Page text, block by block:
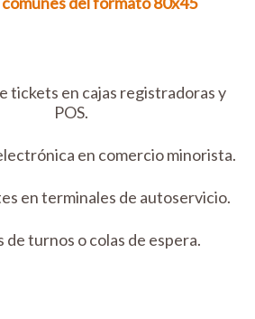
tickets en cajas registradoras y
POS.
en comercio minorista.
en terminales de autoservicio.
de turnos o colas de espera.